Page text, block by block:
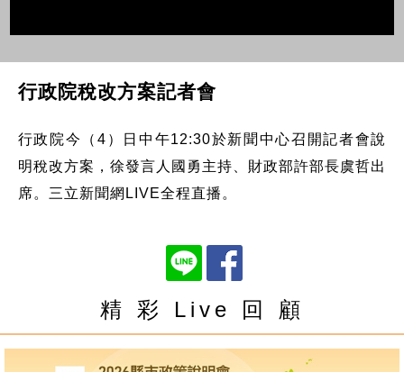
行政院稅改方案記者會
行政院今（4）日中午12:30於新聞中心召開記者會說
明稅改方案，徐發言人國勇主持、財政部許部長虞哲出
席。三立新聞網LIVE全程直播。
精 彩 Live 回 顧